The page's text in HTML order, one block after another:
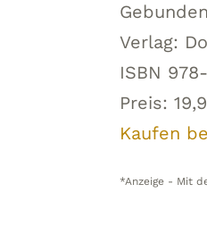
Verlag:
ISBN
Preis:
Kaufen
*Anzeige - Mit